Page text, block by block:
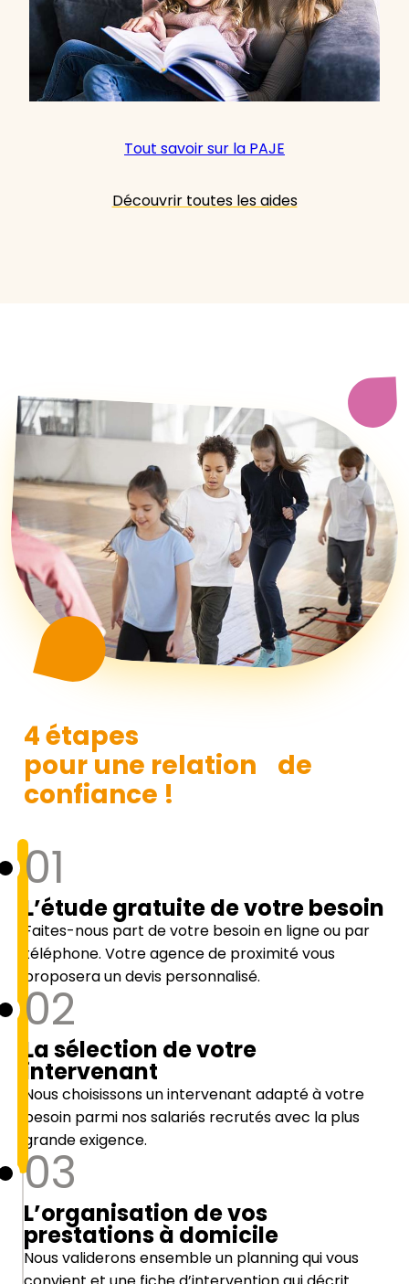
Tout savoir sur la PAJE
Découvrir toutes les aides
4 étapes
pour une relation de
confiance !
01
L’étude gratuite de votre besoin
Faites-nous part de votre besoin en ligne ou par
téléphone. Votre agence de proximité vous
proposera un devis personnalisé.
02
La sélection de votre
intervenant
Nous choisissons un intervenant adapté à votre
besoin parmi nos salariés recrutés avec la plus
grande exigence.
03
L’organisation de vos
prestations à domicile
Nous validerons ensemble un planning qui vous